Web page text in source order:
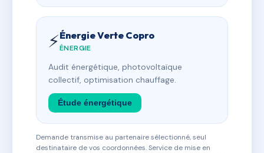
⚡Énergie Verte Copro
ÉNERGIE
Audit énergétique, photovoltaïque
collectif, optimisation chauffage.
Étude énergétique
Demande transmise au partenaire sélectionné, seul
destinataire de vos coordonnées. Service de mise en